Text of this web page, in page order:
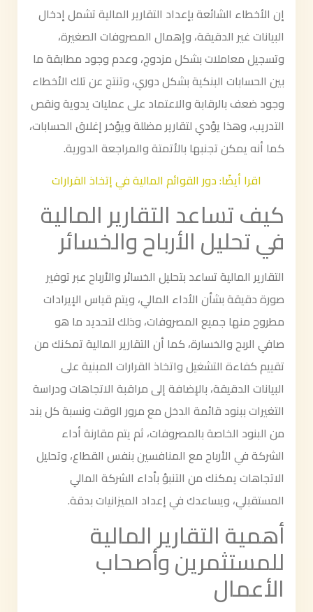
إن الأخطاء الشائعة بإعداد التقارير المالية تشمل إدخال
البيانات غير الدقيقة، وإهمال المصروفات الصغيرة،
وتسجيل معاملات بشكل مزدوج، وعدم وجود مطابقة ما
بين الحسابات البنكية بشكل دوري، وتنتج عن تلك الأخطاء
وجود ضعف بالرقابة والاعتماد على عمليات يدوية ونقص
التدريب، وهذا يؤدي لتقارير مضللة ويؤخر إغلاق الحسابات،
كما أنه يمكن تجنبها بالأتمتة والمراجعة الدورية.
اقرا أيضًا: دور القوائم المالية في إتخاذ القرارات
كيف تساعد التقارير المالية
في تحليل الأرباح والخسائر
التقارير المالية تساعد بتحليل الخسائر والأرباح عبر توفير
صورة دقيقة بشأن الأداء المالي، ويتم قياس الإيرادات
مطروح منها جميع المصروفات، وذلك لتحديد ما هو
صافي الربح والخسارة، كما أن التقارير المالية تمكنك من
تقييم كفاءة التشغيل واتخاذ القرارات المبنية على
البيانات الدقيقة، بالإضافة إلى مراقبة الاتجاهات ودراسة
التغيرات ببنود قائمة الدخل مع مرور الوقت ونسبة كل بند
من البنود الخاصة بالمصروفات، ثم يتم مقارنة أداء
الشركة في الأرباح مع المنافسين بنفس القطاع، وتحليل
الاتجاهات يمكنك من التنبؤ بأداء الشركة المالي
المستقبلي، ويساعدك في إعداد الميزانيات بدقة.
أهمية التقارير المالية
للمستثمرين وأصحاب
الأعمال